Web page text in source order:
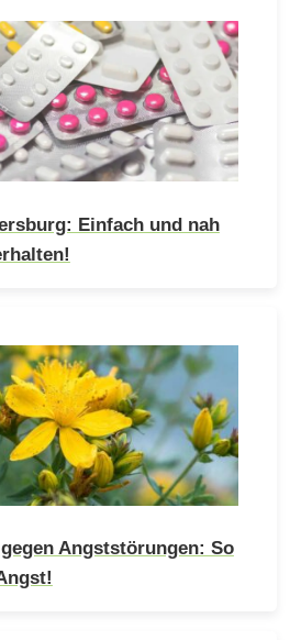
Einfach und nah
Angststörungen: So